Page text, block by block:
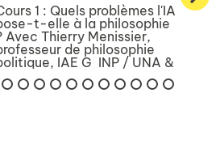
1 : Quels problèmes l'IA
t-elle à la philosophie
Avec Thierry Menissier,
de philosophie
IAE G INP / UNA &
de Philosophie de
(IPhiG), directeur